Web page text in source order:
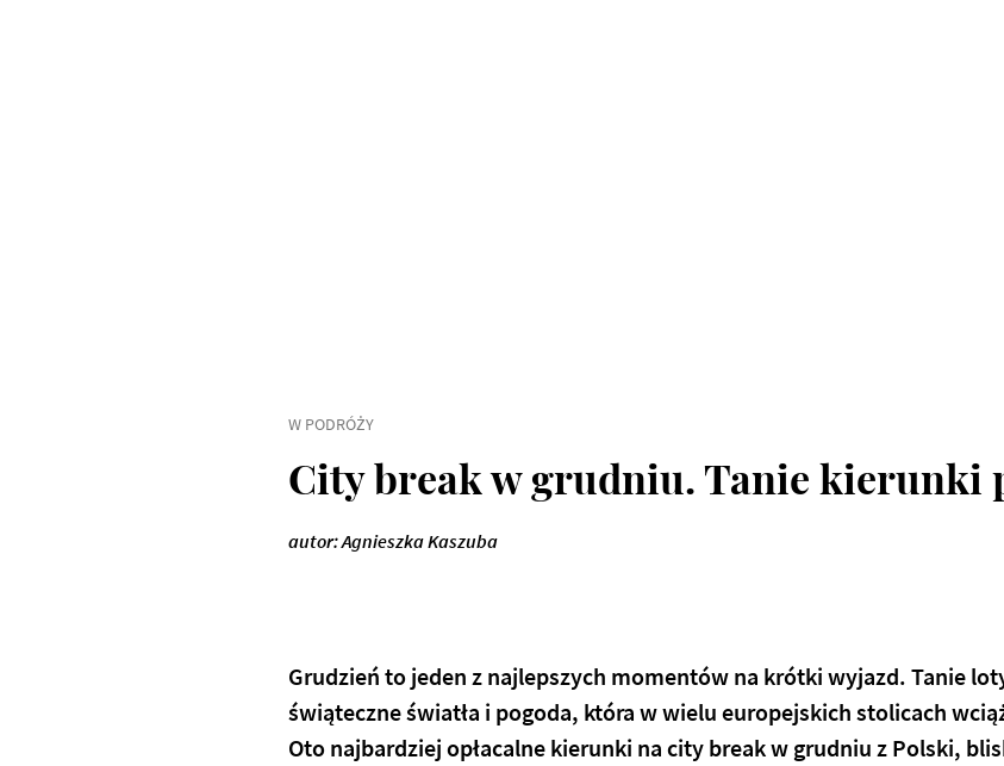
W PODRÓŻY
City break w grudniu. Tanie kierunki
autor: Agnieszka Kaszuba
Grudzień to jeden z najlepszych momentów na krótki wyjazd.Tanie
świąteczne światła i pogoda, która w wielu europejskich stolicach
Oto najbardziej opłacalne kierunki nacity break w grudniuz Polski,